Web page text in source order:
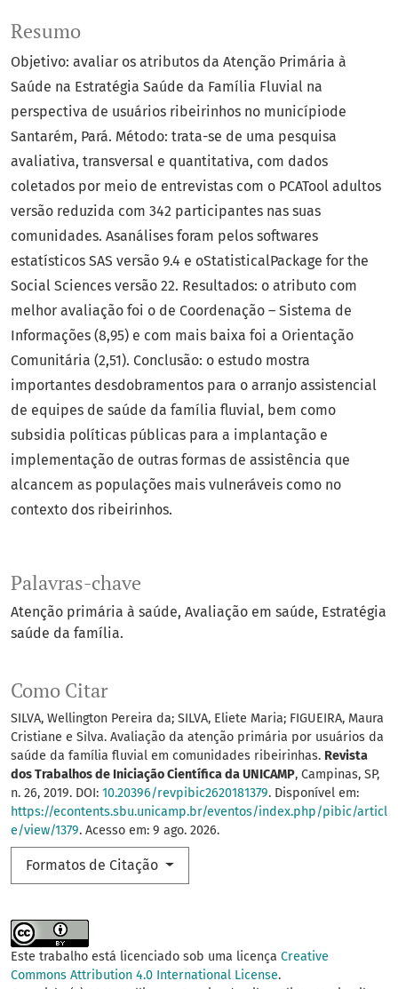
Palavras-chave
Atenção primária à saúde Avaliação em saúde Estratégia
saúde da família.
Como Citar
SILVA, Wellington Pereira da; SILVA, Eliete Maria; FIGUEIRA, Maura
Cristiane e Silva. Avaliação da atenção primária por usuários da
saúde da família fluvial em comunidades ribeirinhas. Revista
dos Trabalhos de Iniciação Científica da UNICAMP, Campinas, SP,
n. 26, 2019. DOI: 10.20396/revpibic2620181379. Disponível em:
https://econtents.sbu.unicamp.br/eventos/index.php/pibic/articl
e/view/1379. Acesso em: 9 ago. 2026.
Formatos de Citação
Resumo
Objetivo: avaliar os atributos da Atenção Primária à
Saúde na Estratégia Saúde da Família Fluvial na
perspectiva de usuários ribeirinhos no municípiode
Santarém, Pará. Método: trata-se de uma pesquisa
avaliativa, transversal e quantitativa, com dados
coletados por meio de entrevistas com o PCATool adultos
versão reduzida com 342 participantes nas suas
comunidades. Asanálises foram pelos softwares
estatísticos SAS versão 9.4 e oStatisticalPackage for the
Social Sciences versão 22. Resultados: o atributo com
melhor avaliação foi o de Coordenação – Sistema de
Informações (8,95) e com mais baixa foi a Orientação
Comunitária (2,51). Conclusão: o estudo mostra
importantes desdobramentos para o arranjo assistencial
de equipes de saúde da família fluvial, bem como
subsidia políticas públicas para a implantação e
implementação de outras formas de assistência que
alcancem as populações mais vulneráveis como no
contexto dos ribeirinhos.
Este trabalho está licenciado sob uma licença Creative
Commons Attribution 4.0 International License.